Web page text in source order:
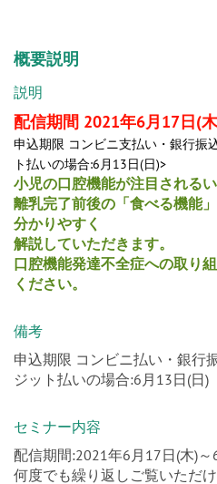
概要説明
説明
配信期間 2021年6月17日(
申込期限 コンビニ支払い・銀行振
ト払いの場合:6月13日(日)>
小児の口腔機能が注目されるい
離乳完了前後の「食べる機能
分かりやすく
解説していただきます。
口腔機能発達不全症への取り
ください。
備考
申込期限 コンビニ払い・銀行
ジット払いの場合:6月13日(日)
セミナー内容
配信期間:2021年6月17日(木)
何度でも繰り返しご覧いただ